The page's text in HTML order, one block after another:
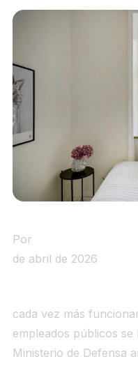
Por
de abril de 2026
cada vez más
empleados públicos se
Ministerio de Defensa